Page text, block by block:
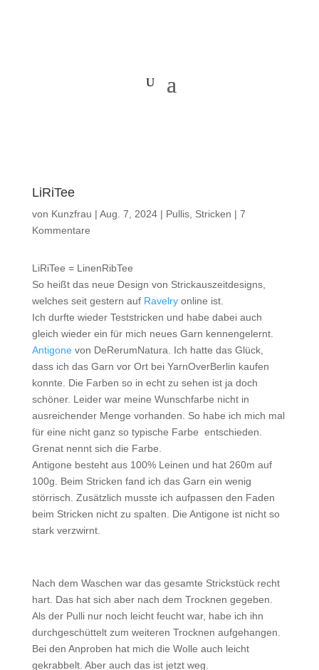
LiRiTee
von Kunzfrau | Aug. 7, 2024| Pullis, Stricken | 7
Kommentare
LiRiTee = LinenRibTee
So heißt das neue Design von Strickauszeitdesigns,
welches seit gestern auf Ravelryonline ist.
Ich durfte wieder Teststricken und habe dabei auch
gleich wieder ein für mich neues Garn kennengelernt.
Antigonevon DeRerumNatura. Ich hatte das Glück,
dass ich das Garn vor Ort bei YarnOverBerlin kaufen
konnte. Die Farben so in echt zu sehen ist ja doch
schöner. Leider war meine Wunschfarbe nicht in
ausreichender Menge vorhanden. So habe ich mich mal
für eine nicht ganz so typische Farbe entschieden.
Grenat nennt sich die Farbe.
Antigone besteht aus 100% Leinen und hat 260m auf
100g. Beim Stricken fand ich das Garn ein wenig
störrisch. Zusätzlich musste ich aufpassen den Faden
beim Stricken nicht zu spalten. Die Antigone ist nicht so
stark verzwirnt.
Nach dem Waschen war das gesamte Strickstück recht
hart. Das hat sich aber nach dem Trocknen gegeben.
Als der Pulli nur noch leicht feucht war, habe ich ihn
durchgeschüttelt zum weiteren Trocknen aufgehangen.
Bei den Anproben hat mich die Wolle auch leicht
gekrabbelt. Aber auch das ist jetzt weg.